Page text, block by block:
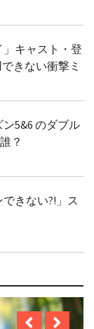
キャスト・登
きない衝撃ミ
5&6 のダブル
？
きない?!」ス